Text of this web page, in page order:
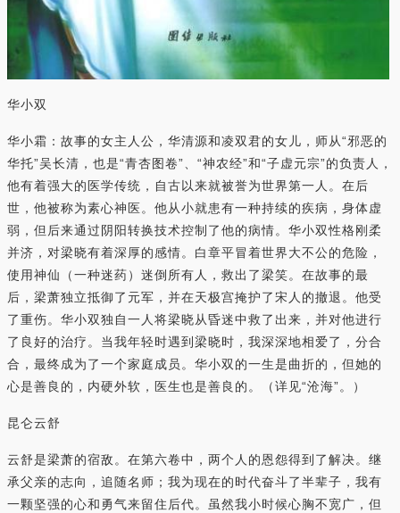
华小双
华小霜：故事的女主人公，华清源和凌双君的女儿，师从“邪恶的
华托”吴长清，也是“青杏图卷”、“神农经”和“子虚元宗”的负责人，
他有着强大的医学传统，自古以来就被誉为世界第一人。在后
世，他被称为素心神医。他从小就患有一种持续的疾病，身体虚
弱，但后来通过阴阳转换技术控制了他的病情。华小双性格刚柔
并济，对梁晓有着深厚的感情。白章平冒着世界大不公的危险，
使用神仙（一种迷药）迷倒所有人，救出了梁笑。在故事的最
后，梁萧独立抵御了元军，并在天极宫掩护了宋人的撤退。他受
了重伤。华小双独自一人将梁晓从昏迷中救了出来，并对他进行
了良好的治疗。当我年轻时遇到梁晓时，我深深地相爱了，分合
合，最终成为了一个家庭成员。华小双的一生是曲折的，但她的
心是善良的，内硬外软，医生也是善良的。（详见“沧海”。）
昆仑云舒
云舒是梁萧的宿敌。在第六卷中，两个人的恩怨得到了解决。继
承父亲的志向，追随名师；我为现在的时代奋斗了半辈子，我有
一颗坚强的心和勇气来留住后代。虽然我小时候心胸不宽广，但